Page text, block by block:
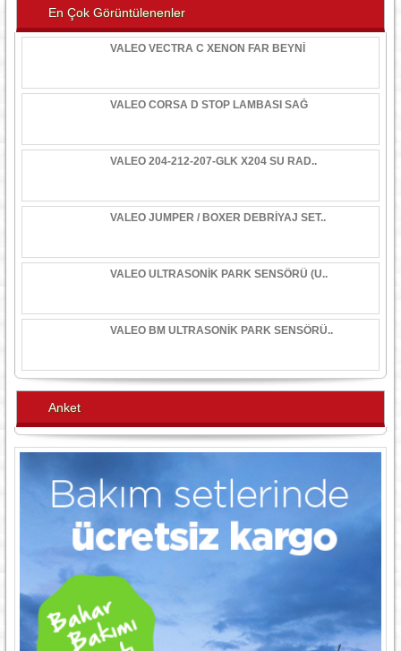
En Çok Görüntülenenler
VALEO VECTRA C XENON FAR BEYNİ
VALEO CORSA D STOP LAMBASI SAĞ
VALEO 204-212-207-GLK X204 SU RAD..
VALEO JUMPER / BOXER DEBRİYAJ SET..
VALEO ULTRASONİK PARK SENSÖRÜ (U..
VALEO BM ULTRASONİK PARK SENSÖRÜ..
Anket